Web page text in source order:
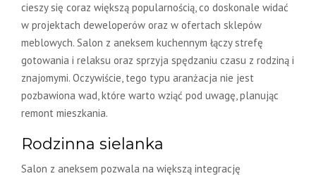
cieszy się coraz większą popularnością, co doskonale widać
w projektach deweloperów oraz w ofertach sklepów
meblowych. Salon z aneksem kuchennym łączy strefę
gotowania i relaksu oraz sprzyja spędzaniu czasu z rodziną i
znajomymi. Oczywiście, tego typu aranżacja nie jest
pozbawiona wad, które warto wziąć pod uwagę, planując
remont mieszkania.
Rodzinna sielanka
Salon z aneksem pozwala na większą integrację